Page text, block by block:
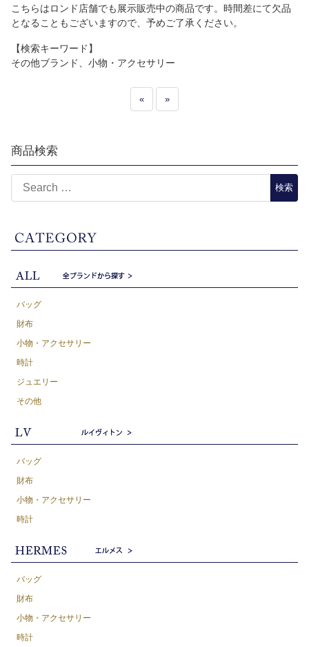
こちらはロンド店舗でも展示販売中の商品です。時間差にて欠品
となることもございますので、予めご了承ください。
【検索キーワード】
その他ブランド、小物・アクセサリー
« »
商品検索
バッグ
財布
小物・アクセサリー
時計
ジュエリー
その他
バッグ
財布
小物・アクセサリー
時計
バッグ
財布
小物・アクセサリー
時計